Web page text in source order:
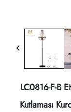
LC0816-F-B
Kutlaması